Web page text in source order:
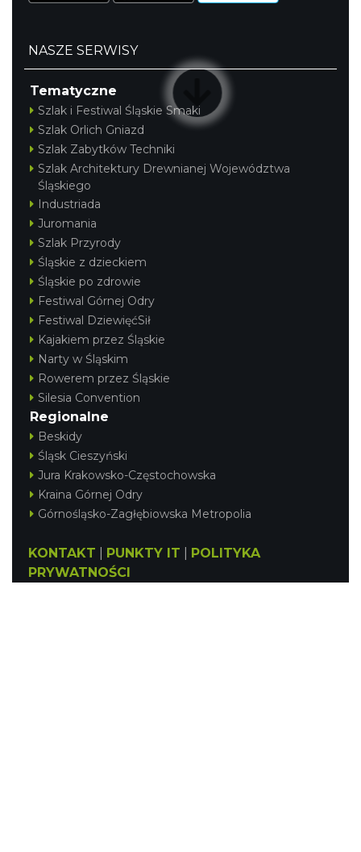
NASZE SERWISY
Tematyczne
Szlak i Festiwal Śląskie Smaki
Szlak Orlich Gniazd
Szlak Zabytków Techniki
Szlak Architektury Drewnianej Województwa
Śląskiego
Industriada
Juromania
Szlak Przyrody
Śląskie z dzieckiem
Śląskie po zdrowie
Festiwal Górnej Odry
Festiwal DziewięćSił
Kajakiem przez Śląskie
Narty w Śląskim
Rowerem przez Śląskie
Silesia Convention
Regionalne
Beskidy
Śląsk Cieszyński
Jura Krakowsko-Częstochowska
Kraina Górnej Odry
Górnośląsko-Zagłębiowska Metropolia
KONTAKT PUNKTY IT
POLITYKA
PRYWATNOŚCI